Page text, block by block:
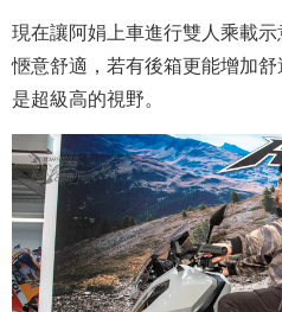
現在讓阿娟上車進行雙人乘載
愜意舒適，若有後箱更能增加
是超級高的視野。